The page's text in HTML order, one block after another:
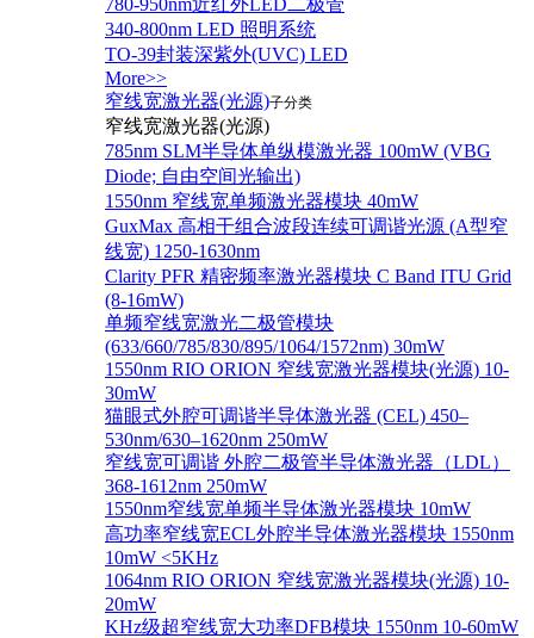
780-950nm近红外LED二极管
340-800nm LED 照明系统
TO-39封装深紫外(UVC) LED
More>>
窄线宽激光器(光源)子分类
窄线宽激光器(光源)
785nm SLM半导体单纵模激光器 100mW (VBG
Diode; 自由空间光输出)
1550nm 窄线宽单频激光器模块 40mW
GuxMax 高相干组合波段连续可调谐光源 (A型窄
线宽) 1250-1630nm
Clarity PFR 精密频率激光器模块 C Band ITU Grid
(8-16mW)
单频窄线宽激光二极管模块
(633/660/785/830/895/1064/1572nm) 30mW
1550nm RIO ORION 窄线宽激光器模块(光源) 10-
30mW
猫眼式外腔可调谐半导体激光器 (CEL) 450–
530nm/630–1620nm 250mW
窄线宽可调谐 外腔二极管半导体激光器（LDL）
368-1612nm 250mW
1550nm窄线宽单频半导体激光器模块 10mW
高功率窄线宽ECL外腔半导体激光器模块 1550nm
10mW <5KHz
1064nm RIO ORION 窄线宽激光器模块(光源) 10-
20mW
KHz级超窄线宽大功率DFB模块 1550nm 10-60mW